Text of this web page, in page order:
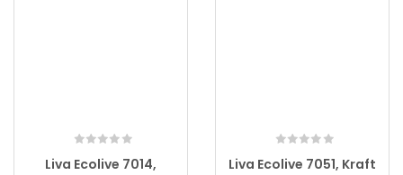
Liva Ecolive 7014,
Liva Ecolive 7051, Kraft